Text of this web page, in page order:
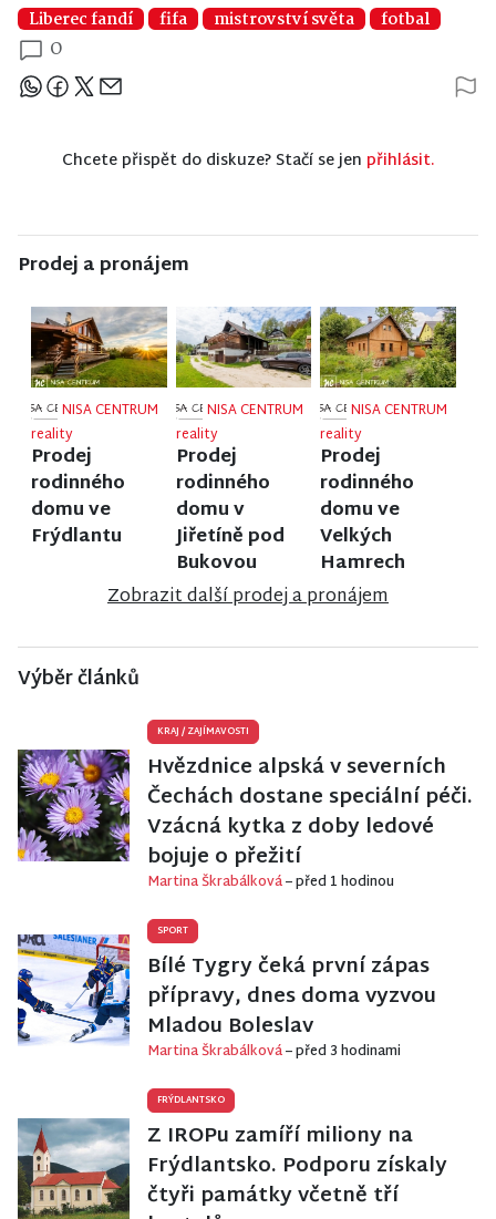
Liberec fandí fifa mistrovství světa fotbal
0
Sdílejte článek
Chcete přispět do diskuze? Stačí se jen přihlásit.
Prodej a pronájem
NISA CENTRUM
reality
Prodej
rodinného
domu ve
Frýdlantu
NISA CENTRUM
reality
Prodej
rodinného
domu v
Jiřetíně pod
Bukovou
NISA CENTRUM
reality
Prodej
rodinného
domu ve
Velkých
Hamrech
Zobrazit další prodej a pronájem
Výběr článků
KRAJ /ZAJÍMAVOSTI
Hvězdnice alpská v severních
Čechách dostane speciální péči.
Vzácná kytka z doby ledové
bojuje o přežití
Martina Škrabálková– před 1 hodinou
SPORT
Bílé Tygry čeká první zápas
přípravy, dnes doma vyzvou
Mladou Boleslav
Martina Škrabálková– před 3 hodinami
FRÝDLANTSKO
Z IROPu zamíří miliony na
Frýdlantsko. Podporu získaly
čtyři památky včetně tří